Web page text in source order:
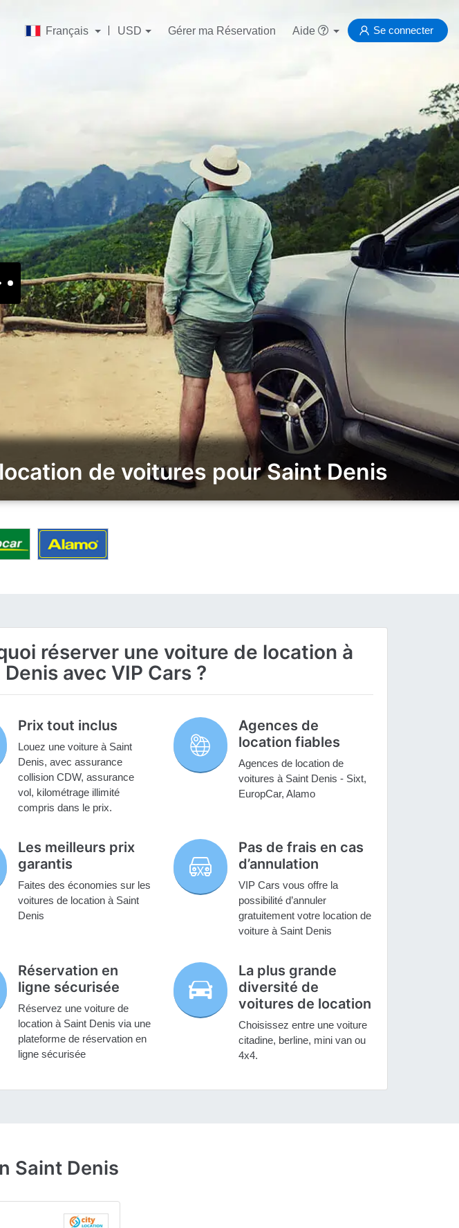
Français USD Gérer ma Réservation Aide Se connecter
de voitures pour Saint Denis
réserver une voiture de location à
avec VIP Cars ?
Prix tout inclus
Louez une voiture à Saint
Denis, avec assurance
collision CDW, assurance
vol, kilométrage illimité
compris dans le prix.
Agences de
location fiables
Agences de location de
voitures à Saint Denis - Sixt,
EuropCar, Alamo
Les meilleurs prix
garantis
Faites des économies sur les
voitures de location à Saint
Denis
Pas de frais en cas
d’annulation
VIP Cars vous offre la
possibilité d’annuler
gratuitement votre location de
voiture à Saint Denis
Réservation en
ligne sécurisée
Réservez une voiture de
location à Saint Denis via une
plateforme de réservation en
ligne sécurisée
La plus grande
diversité de
voitures de location
Choisissez entre une voiture
citadine, berline, mini van ou
4x4.
Saint Denis